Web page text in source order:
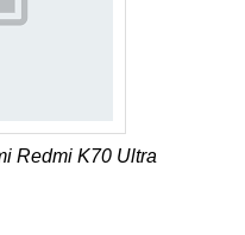
Redmi K70 Ultra